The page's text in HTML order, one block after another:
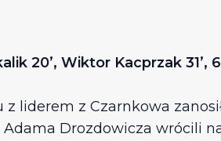
20’, Wiktor Kacprzak
z liderem z Czarnkowa
Drozdowicza wrócili